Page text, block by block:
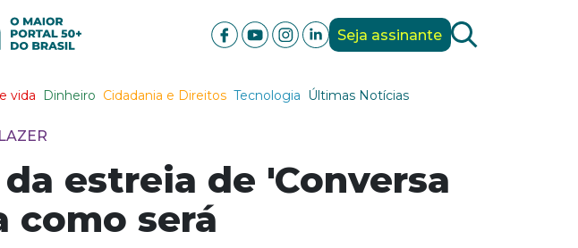
Seja assinante
vida Dinheiro Cidadania e Direitos Tecnologia Últimas Notícias
estreia de 'Conversa
como será